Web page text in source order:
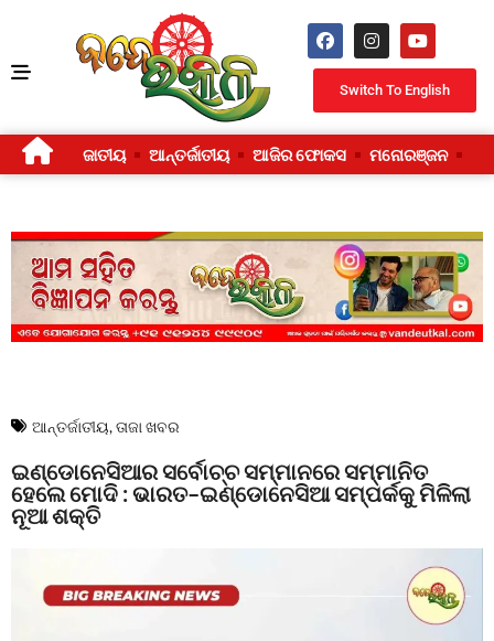
Switch To English
ଜାତୀୟ ଆନ୍ତର୍ଜାତୀୟ ଆଜିର ଫୋକସ ମନୋରଞ୍ଜନ
ଆନ୍ତର୍ଜାତୀୟ,ତାଜା ଖବର
ଇଣ୍ଡୋନେସିଆର ସର୍ବୋଚ୍ଚ ସମ୍ମାନରେ ସମ୍ମାନିତ
ହେଲେ ମୋଦି : ଭାରତ–ଇଣ୍ଡୋନେସିଆ ସମ୍ପର୍କକୁ ମିଳିଲା
ନୂଆ ଶକ୍ତି